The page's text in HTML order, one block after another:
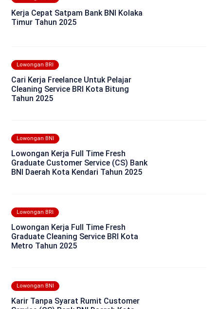
Kerja Cepat Satpam Bank BNI Kolaka
Timur Tahun 2025
Lowongan BRI
Cari Kerja Freelance Untuk Pelajar
Cleaning Service BRI Kota Bitung
Tahun 2025
Lowongan BNI
Lowongan Kerja Full Time Fresh
Graduate Customer Service (CS) Bank
BNI Daerah Kota Kendari Tahun 2025
Lowongan BRI
Lowongan Kerja Full Time Fresh
Graduate Cleaning Service BRI Kota
Metro Tahun 2025
Lowongan BNI
Karir Tanpa Syarat Rumit Customer